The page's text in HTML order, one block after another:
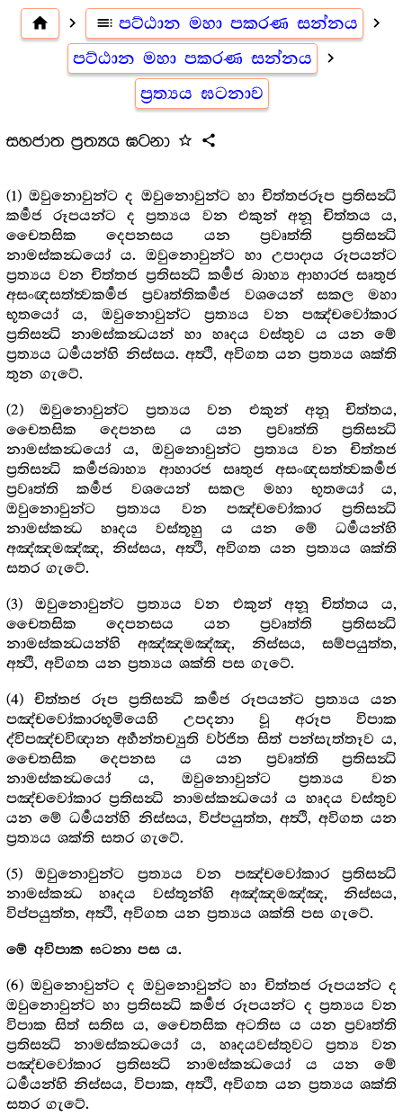
home navigate_next toc පට්ඨාන මහා පකරණ සන්නය navigate_next
පට්ඨාන මහා පකරණ සන්නය navigate_next
ප්‍රත්‍යය ඝටනාව
සහජාත ප්‍රත්‍යය ඝටනා star_outline share
(1) ඔවුනොවුන්ට ද ඔවුනොවුන්ට හා චිත්තජරූප ප්‍රතිසන්‍ධි
කර්‍මජ රූපයන්ට ද ප්‍රත්‍යය වන එකුන් අනූ චිත්තය ය,
චෛතසික දෙපනසය යන ප්‍රවෘත්ති ප්‍රතිසන්‍ධි
නාමස්කන්‍ධයෝ ය. ඔවුනොවුන්ට හා උපාදාය රූපයන්ට
ප්‍රත්‍යය වන චිත්තජ ප්‍රතිසන්‍ධි කර්‍මජ බාහ්‍ය ආහාරජ සෘතුජ
අසංඥසත්ත්‍වකර්‍මජ ප්‍රවෘත්තිකර්‍මජ වශයෙන් සකල මහා
භූතයෝ ය, ඔවුනොවුන්ට ප්‍රත්‍යය වන පඤ්චවෝකාර
ප්‍රතිසන්‍ධි නාමස්කන්‍ධයන් හා හෘදය වස්තුව ය යන මේ
ප්‍රත්‍යය ධර්‍මයන්හි නිස්සය. අත්‍ථි, අවිගත යන ප්‍රත්‍යය ශක්ති
තුන ගැටේ.
(2) ඔවුනොවුන්ට ප්‍රත්‍යය වන එකුන් අනූ චිත්තය,
චෛතසික දෙපනස ය යන ප්‍රවෘත්ති ප්‍රතිසන්‍ධි
නාමස්කන්‍ධයෝ ය, ඔවුනොවුන්ට ප්‍රත්‍යය වන චිත්තජ
ප්‍රතිසන්‍ධි කර්‍මජබාහ්‍ය ආහාරජ සෘතුජ අසංඥසත්ත්‍වකර්‍මජ
ප්‍රවෘත්ති කර්‍මජ වශයෙන් සකල මහා භූතයෝ ය,
ඔවුනොවුන්ට ප්‍රත්‍යය වන පඤ්චවෝකාර ප්‍රතිසන්‍ධි
නාමස්කන්‍ධ හෘදය වස්තූහු ය යන මේ ධර්‍මයන්හි
අඤ්ඤමඤ්ඤ, නිස්සය, අත්‍ථි, අවිගත යන ප්‍රත්‍යය ශක්ති
සතර ගැටේ.
(3) ඔවුනොවුන්ට ප්‍රත්‍යය වන එකුන් අනූ චිත්තය ය,
චෛතසික දෙපනසය යන ප්‍රවෘත්ති ප්‍රතිසන්‍ධි
නාමස්කන්‍ධයන්හි අඤ්ඤමඤ්ඤ, නිස්සය, සම්පයුත්ත,
අත්‍ථි, අවිගත යන ප්‍රත්‍යය ශක්ති පස ගැටේ.
(4) චිත්තජ රූප ප්‍රතිසන්‍ධි කර්‍මජ රූපයන්ට ප්‍රත්‍යය යන
පඤ්චවෝකාරභූමියෙහි උපදනා වූ අරූප විපාක
ද්විපඤ්චවිඥාන අර්‍හන්තච්‍යුති වර්ජිත සිත් පන්සැත්තෑව ය,
චෛතසික දෙපනස ය යන ප්‍රවෘත්ති ප්‍රතිසන්‍ධි
නාමස්කන්‍ධයෝ ය, ඔවුනොවුන්ට ප්‍රත්‍යය වන
පඤ්චවෝකාර ප්‍රතිසන්‍ධි නාමස්කන්‍ධයෝ ය හෘදය වස්තුව
යන මේ ධර්‍මයන්හි නිස්සය, විප්පයුත්ත, අත්‍ථි, අවිගත යන
ප්‍රත්‍යය ශක්ති සතර ගැටේ.
(5) ඔවුනොවුන්ට ප්‍රත්‍යය වන පඤ්චවෝකාර ප්‍රතිසන්‍ධි
නාමස්කන්‍ධ හෘදය වස්තූන්හි අඤ්ඤමඤ්ඤ, නිස්සය,
විප්පයුත්ත, අත්‍ථි, අවිගත යන ප්‍රත්‍යය ශක්ති පස ගැටේ.
මේ අවිපාක ඝටනා පස ය.
(6) ඔවුනොවුන්ට ද ඔවුනොවුන්ට හා චිත්තජ රූපයන්ට ද
ඔවුනොවුන්ට හා ප්‍රතිසන්‍ධි කර්‍මජ රූපයන්ට ද ප්‍රත්‍යය වන
විපාක සිත් සතිස ය, චෛතසික අටතිස ය යන ප්‍රවෘත්ති
ප්‍රතිසන්‍ධි නාමස්කන්‍ධයෝ ය, හෘදයවස්තුවට ප්‍රත්‍ය වන
පඤ්චවෝකාර ප්‍රතිසන්‍ධි නාමස්කන්‍ධයෝ ය යන මේ
ධර්‍මයන්හි නිස්සය, විපාක, අත්‍ථි, අවිගත යන ප්‍රත්‍යය ශක්ති
සතර ගැටේ.